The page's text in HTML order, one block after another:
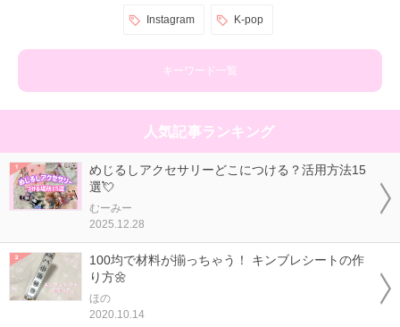
Instagram K-pop
キーワード一覧
人気記事ランキング
めじるしアクセサリーどこにつける？活用方法15
選💘
むーみー
2025.12.28
100均で材料が揃っちゃう！ キンブレシートの作
り方🌼
ほの
2020.10.14